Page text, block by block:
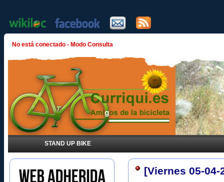
No está conectado - Modo Consulta
STAND UP BIKE
[Viernes 05-